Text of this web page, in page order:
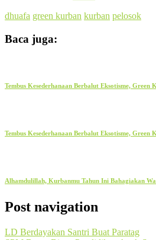
dhuafa green kurban kurban pelosok
Baca juga:
Tembus Kesederhanaan Berbalut Eksotisme,
Tembus Kesederhanaan Berbalut Eksotisme,
Alhamdulillah, Kurbanmu Tahun Ini Bahagiakan
Post navigation
LD Berdayakan Santri Buat Paratag